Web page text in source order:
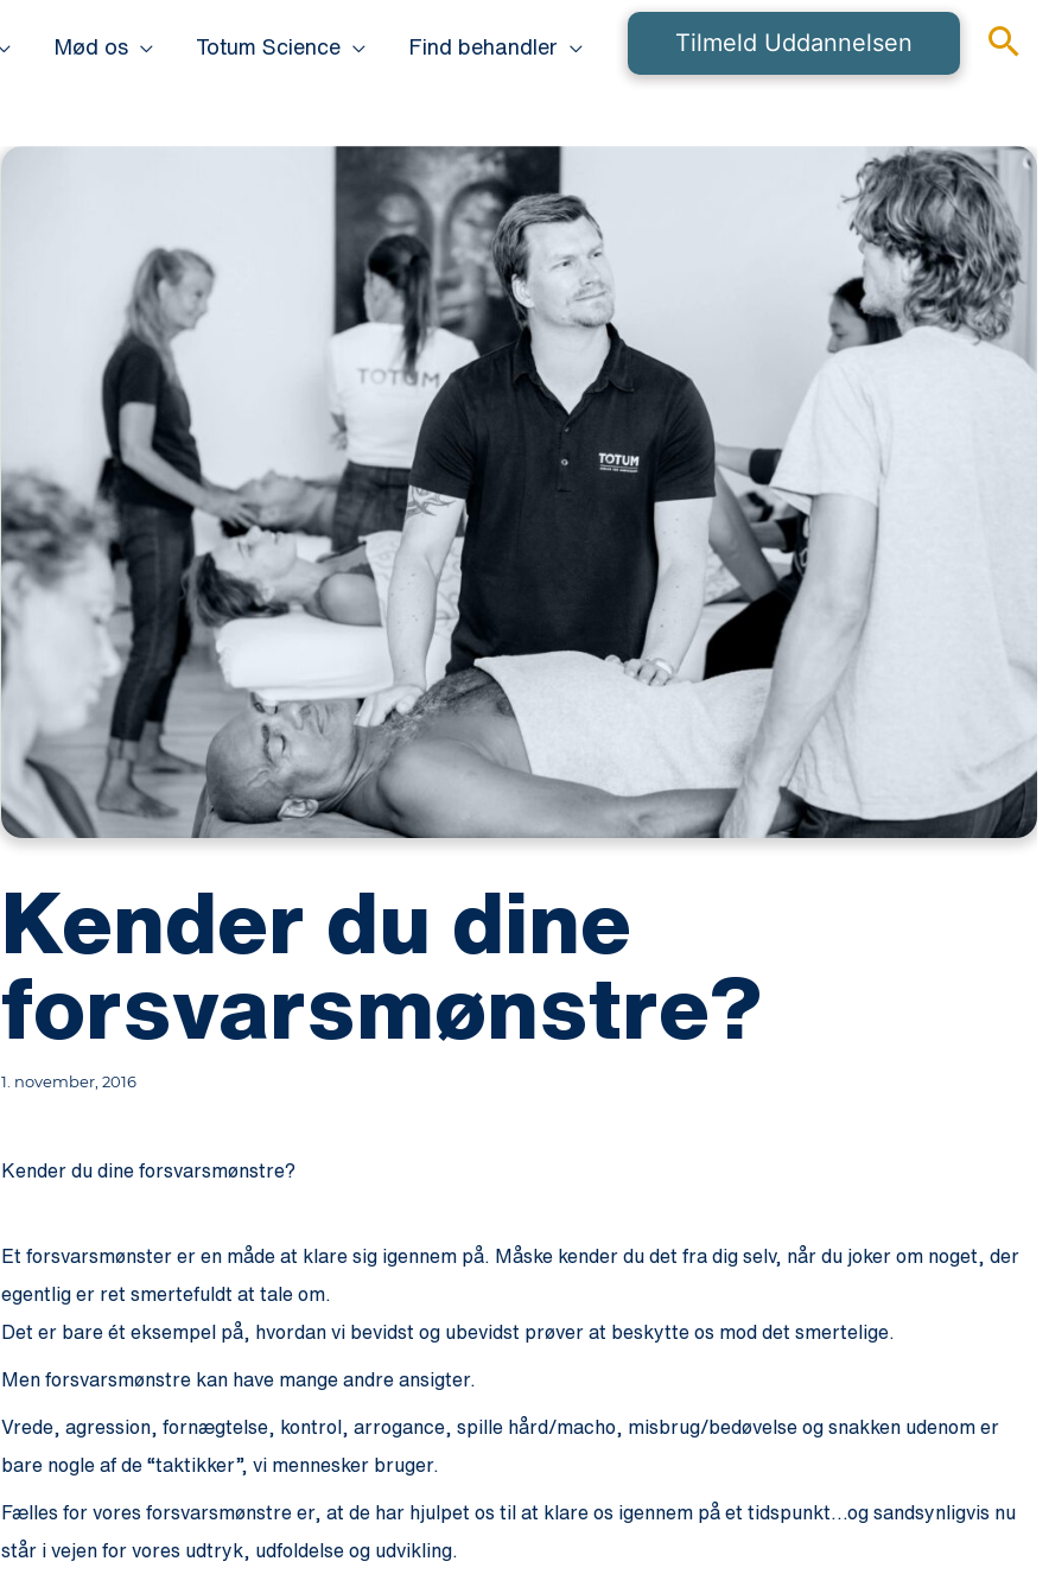
Mød os Totum Science Find behandler Tilmeld Uddannelsen
Kender du dine
forsvarsmønstre?
1. november, 2016
Kender du dine forsvarsmønstre?
Et forsvarsmønster er en måde at klare sig igennem på. Måske kender du det fra dig selv, når du joker om noget, der
egentlig er ret smertefuldt at tale om.
Det er bare ét eksempel på, hvordan vi bevidst og ubevidst prøver at beskytte os mod det smertelige.
Men forsvarsmønstre kan have mange andre ansigter.
Vrede, agression, fornægtelse, kontrol, arrogance, spille hård/macho, misbrug/bedøvelse og snakken udenom er
bare nogle af de “taktikker”, vi mennesker bruger.
Fælles for vores forsvarsmønstre er, at de har hjulpet os til at klare os igennem på et tidspunkt…og sandsynligvis nu
står i vejen for vores udtryk, udfoldelse og udvikling.